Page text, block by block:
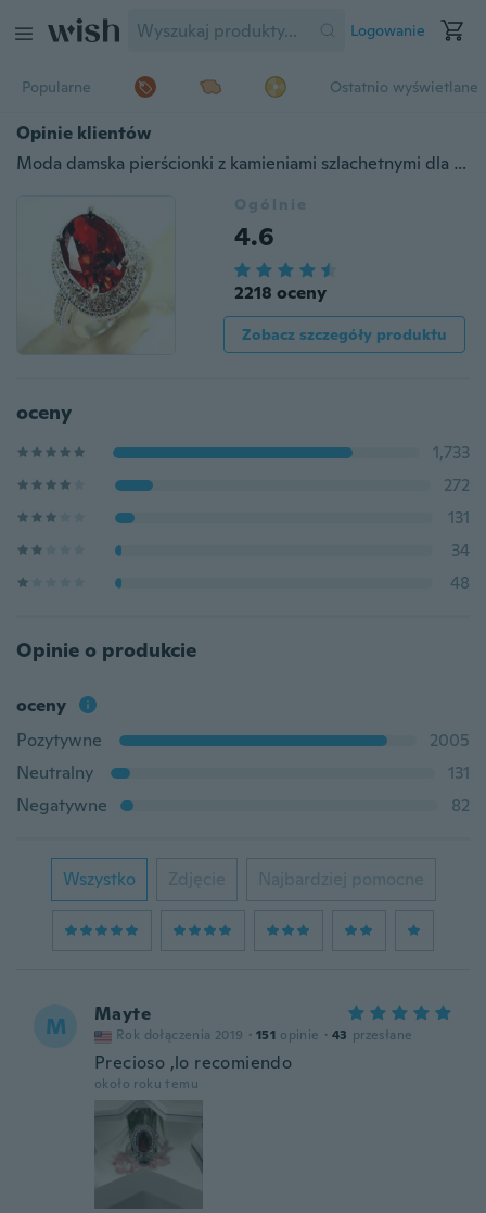
Logowanie
Popularne Ostatnio wyświetlane
Opinie klientów
Moda damska pierścionki z kamieniami szlachetnymi dla kobiet owalne pierścionki z rubinem rozmiar 6 7 8 9 10
Ogólnie
4.6
2218 oceny
Zobacz szczegóły produktu
oceny
1,733
272
131
34
48
Opinie o produkcie
oceny
Pozytywne
2005
Neutralny
131
Negatywne
82
Wszystko Zdjęcie Najbardziej pomocne
M Mayte
Rok dołączenia 2019 · 151 opinie · 43 przesłane
Precioso ,lo recomiendo
około roku temu